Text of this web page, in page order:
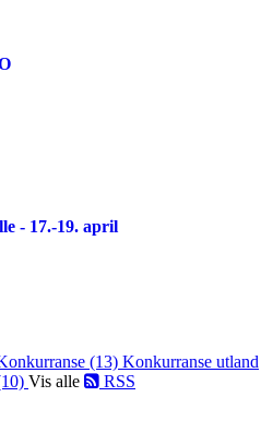
- 17.-19. april
(13) Konkurranse utland
Vis alle RSS